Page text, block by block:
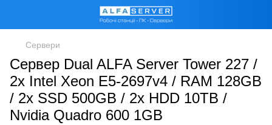
Сервери
Сервер Dual ALFA Server Tower 227 /
2х Intel Xeon E5-2697v4 / RAM 128GB
/ 2x SSD 500GB / 2x HDD 10TB /
Nvidia Quadro 600 1GB